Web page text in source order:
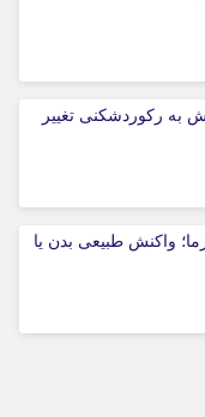
به رکوردشکنی تغییر
واکنش طبیعی بدن یا